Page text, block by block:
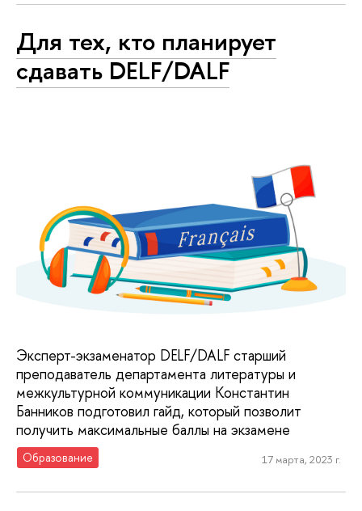
Для тех, кто планирует
сдавать DELF/DALF
Эксперт-экзаменатор DELF/DALF старший
преподаватель департамента литературы и
межкультурной коммуникации Константин
Банников подготовил гайд, который позволит
получить максимальные баллы на экзамене
Образование 17 марта, 2023 г.